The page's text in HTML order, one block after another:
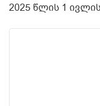
2025 წლის 1